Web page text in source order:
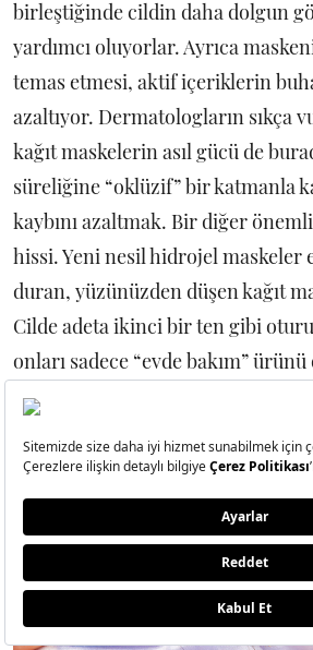
birleştiğinde cildin daha dolgun
yardımcı oluyorlar. Ayrıca
temas etmesi, aktif içeriklerin
azaltıyor. Dermatologların sıkça
kağıt maskelerin asıl gücü de
süreliğine “oklüzif” bir katmanla
kaybını azaltmak. Bir diğer
hissi. Yeni nesil hidrojel maskeler
duran, yüzünüzden düşen kağıt
Cilde adeta ikinci bir ten gibi
onları sadece “evde bakım”
çalışırken, dizi izlerken hatta